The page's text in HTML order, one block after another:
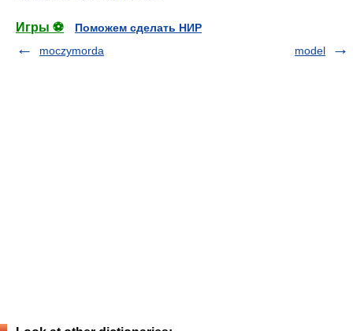
Игры ⚽
Поможем сделать НИР
moczymorda
model